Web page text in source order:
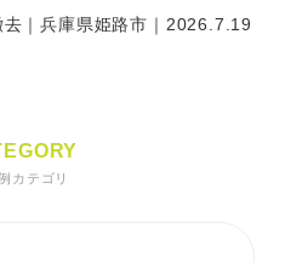
｜兵庫県姫路市｜2026.7.19
カテゴリ